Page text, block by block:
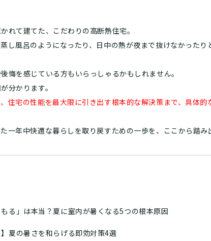
れて建てた、こだわりの高断熱住宅。
し風呂のようになったり、日中の熱が夜まで抜けなかった
悔を感じている方もいらっしゃるかもしれません。
分かります。
住宅の性能を最大限に引き出す根本的な解決策まで、具体
一年中快適な暮らしを取り戻すための一歩を、ここから踏み
もる」は本当？夏に室内が暑くなる5つの根本原因
】夏の暑さを和らげる即効対策4選